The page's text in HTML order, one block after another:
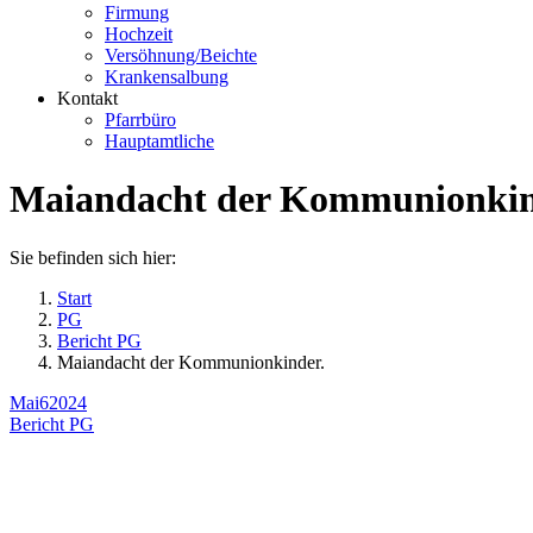
Firmung
Hochzeit
Versöhnung/Beichte
Krankensalbung
Kontakt
Pfarrbüro
Hauptamtliche
Maiandacht der
Sie befinden sich hier:
Start
PG
Bericht PG
Maiandacht der Kommunionkinder.
Mai62024
Bericht PG